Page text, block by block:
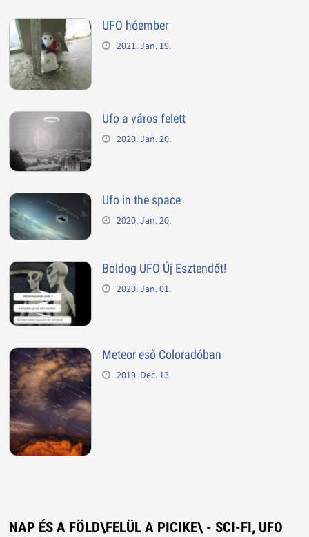
UFO hóember
2021. Jan. 19.
Ufo a város felett
2020. Jan. 20.
Ufo in the space
2020. Jan. 20.
Boldog UFO Új Esztendőt!
2020. Jan. 01.
Meteor eső Coloradóban
2019. Dec. 13.
NAP ÉS A FÖLD\FELÜL A PICIKE\ - SCI-FI, UFO